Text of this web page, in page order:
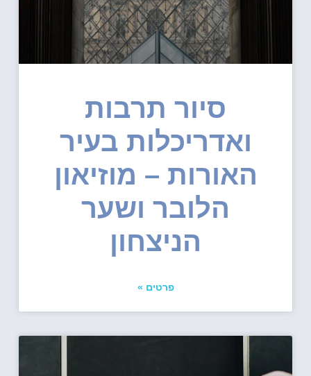
סיור תרבות
ואדריכלות בעיר
האורות – מוזיאון
הלובר ושער
הניצחון
פרטים »